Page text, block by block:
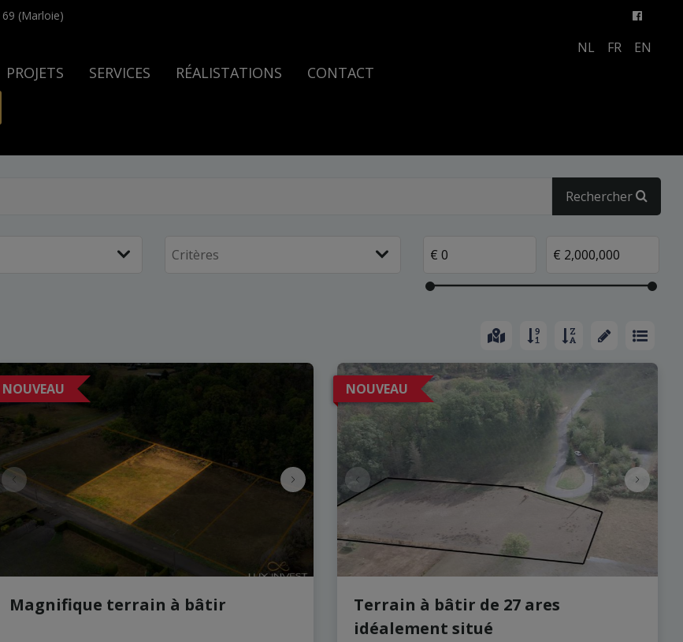
(Marloie)
PROJETS SERVICES RÉALISTATIONS
CONTACT
NL FR EN
Rechercher
NOUVEAU
Magnifique terrain à bâtir
NOUVEAU
Terrain à bâtir de 27 ares
idéalement situé